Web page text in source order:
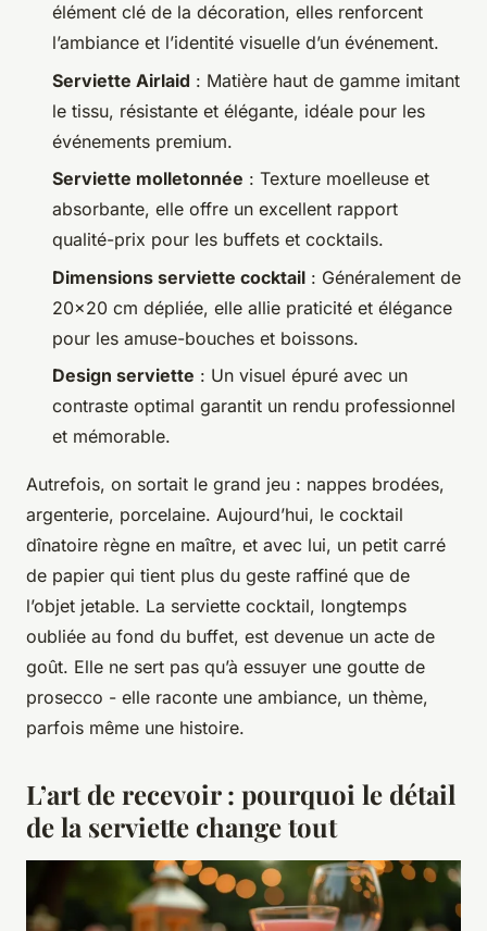
élément clé de la décoration, elles renforcent
l’ambiance et l’identité visuelle d’un événement.
Serviette Airlaid : Matière haut de gamme imitant
le tissu, résistante et élégante, idéale pour les
événements premium.
Serviette molletonnée : Texture moelleuse et
absorbante, elle offre un excellent rapport
qualité-prix pour les buffets et cocktails.
Dimensions serviette cocktail : Généralement de
20x20 cm dépliée, elle allie praticité et élégance
pour les amuse-bouches et boissons.
Design serviette : Un visuel épuré avec un
contraste optimal garantit un rendu professionnel
et mémorable.
Autrefois, on sortait le grand jeu : nappes brodées,
argenterie, porcelaine. Aujourd’hui, le cocktail
dînatoire règne en maître, et avec lui, un petit carré
de papier qui tient plus du geste raffiné que de
l’objet jetable. La serviette cocktail, longtemps
oubliée au fond du buffet, est devenue un acte de
goût. Elle ne sert pas qu’à essuyer une goutte de
prosecco - elle raconte une ambiance, un thème,
parfois même une histoire.
L’art de recevoir : pourquoi le détail
de la serviette change tout